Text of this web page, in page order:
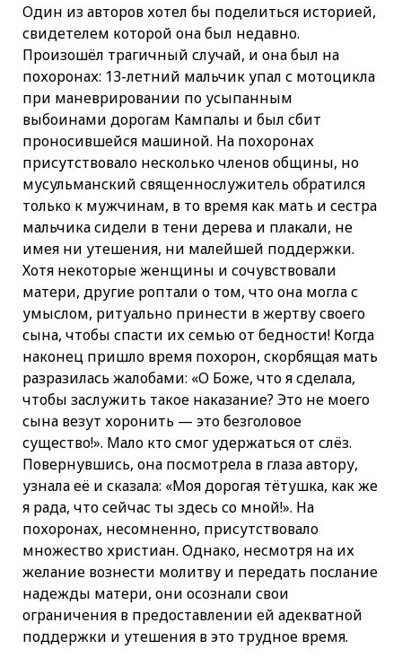
Один из авторов хотел бы поделиться историей,
свидетелем которой она был недавно.
Произошёл трагичный случай, и она был на
похоронах: 13-летний мальчик упал с мотоцикла
при маневрировании по усыпанным
выбоинами дорогам Кампалы и был сбит
проносившейся машиной. На похоронах
присутствовало несколько членов общины, но
мусульманский священнослужитель обратился
только к мужчинам, в то время как мать и сестра
мальчика сидели в тени дерева и плакали, не
имея ни утешения, ни малейшей поддержки.
Хотя некоторые женщины и сочувствовали
матери, другие роптали о том, что она могла с
умыслом, ритуально принести в жертву своего
сына, чтобы спасти их семью от бедности! Когда
наконец пришло время похорон, скорбящая мать
разразилась жалобами: «О Боже, что я сделала,
чтобы заслужить такое наказание? Это не моего
сына везут хоронить — это безголовое
существо!». Мало кто смог удержаться от слёз.
Повернувшись, она посмотрела в глаза автору,
узнала её и сказала: «Моя дорогая тётушка, как же
я рада, что сейчас ты здесь со мной!». На
похоронах, несомненно, присутствовало
множество христиан. Однако, несмотря на их
желание вознести молитву и передать послание
надежды матери, они осознали свои
ограничения в предоставлении ей адекватной
поддержки и утешения в это трудное время.